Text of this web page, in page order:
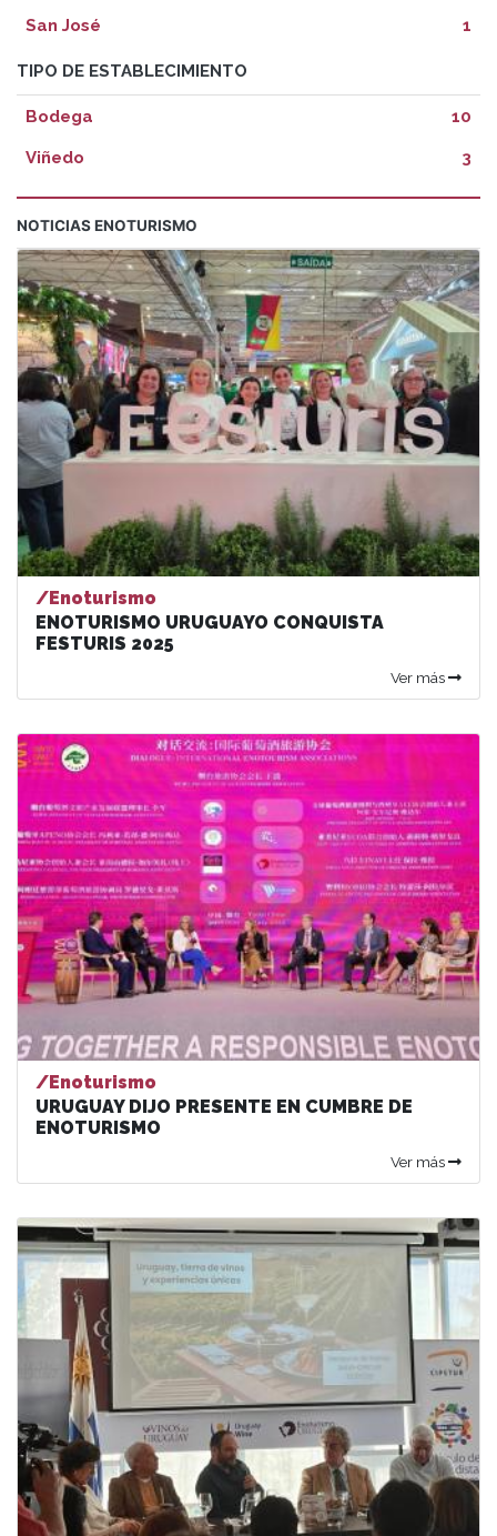
San José 1
TIPO DE ESTABLECIMIENTO
Bodega 10
Viñedo 3
NOTICIAS ENOTURISMO
/Enoturismo
ENOTURISMO URUGUAYO CONQUISTA
FESTURIS 2025
Ver más
/Enoturismo
URUGUAY DIJO PRESENTE EN CUMBRE DE
ENOTURISMO
Ver más